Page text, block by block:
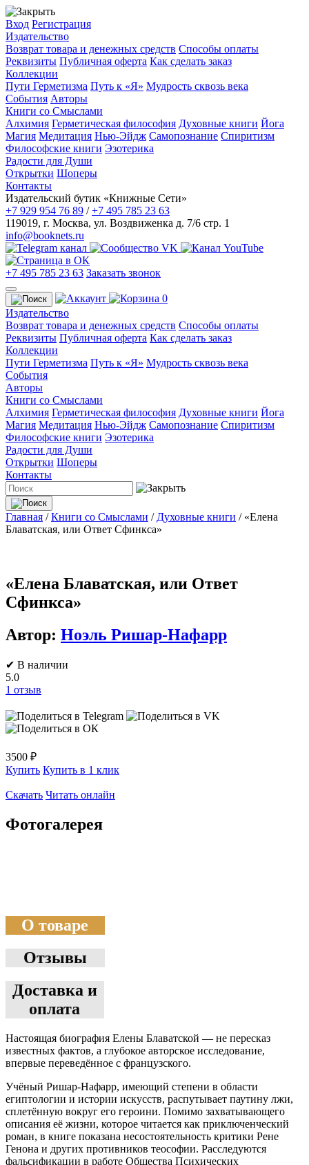
Вход Регистрация
Издательство
Возврат товара и денежных средств Способы оплаты
Реквизиты Публичная оферта Как сделать заказ
Коллекции
Пути Герметизма Путь к «Я» Мудрость сквозь века
События Авторы
Книги со Смыслами
Алхимия Герметическая философия Духовные книги Йога
Магия Медитация Нью-Эйдж Самопознание Спиритизм
Философские книги Эзотерика
Радости для Души
Открытки Шоперы
Контакты
Издательский бутик «Книжные Сети»
+7 929 954 76 89 /+7 495 785 23 63
119019, г. Москва, ул. Воздвиженка д. 7/6 стр. 1
info@booknets.ru
+7 495 785 23 63 Заказать звонок
0
Издательство
Возврат товара и денежных средств Способы оплаты
Реквизиты Публичная оферта Как сделать заказ
Коллекции
Пути Герметизма Путь к «Я» Мудрость сквозь века
События
Авторы
Книги со Смыслами
Алхимия Герметическая философия Духовные книги Йога
Магия Медитация Нью-Эйдж Самопознание Спиритизм
Философские книги Эзотерика
Радости для Души
Открытки Шоперы
Контакты
Главная / Книги со Смыслами / Духовные книги /«Елена
Блаватская, или Ответ Сфинкса»
«Елена Блаватская, или Ответ
Сфинкса»
Автор: Ноэль Ришар-Нафарр
✔ В наличии
5.0
1 отзыв
3500 ₽
Купить Купить в 1 клик
Скачать Читать онлайн
Фотогалерея
О товаре
Отзывы
Доставка и
оплата
Настоящая биография Елены Блаватской — не пересказ
известных фактов, а глубокое авторское исследование,
впервые переведённое с французского.
Учёный Ришар-Нафарр, имеющий степени в области
египтологии и истории искусств, распутывает паутину лжи,
сплетённую вокруг его героини. Помимо захватывающего
описания её жизни, которое читается как приключенческий
роман, в книге показана несостоятельность критики Рене
Генона и других противников теософии. Расследуются
фальсификации в работе Общества Психических